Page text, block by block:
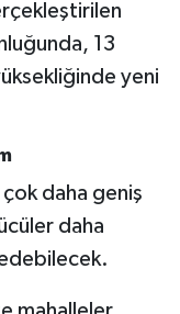
13
yeni
daha geniş
daha